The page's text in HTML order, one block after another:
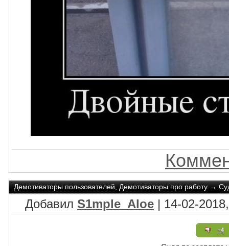
Демотиваторы пользователей,Демотиваторы про работу→
Добавил S1mple_Aloe | 14-02-
+4